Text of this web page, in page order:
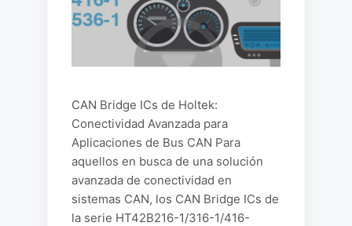
CAN Bridge ICs de Holtek:
Conectividad Avanzada para
Aplicaciones de Bus CAN Para
aquellos en busca de una solución
avanzada de conectividad en
sistemas CAN, los CAN Bridge ICs de
la serie HT42B216-1/316-1/416-